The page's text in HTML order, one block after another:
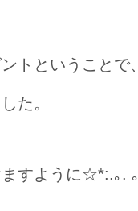
トということ
た。
ますように☆*:.｡.